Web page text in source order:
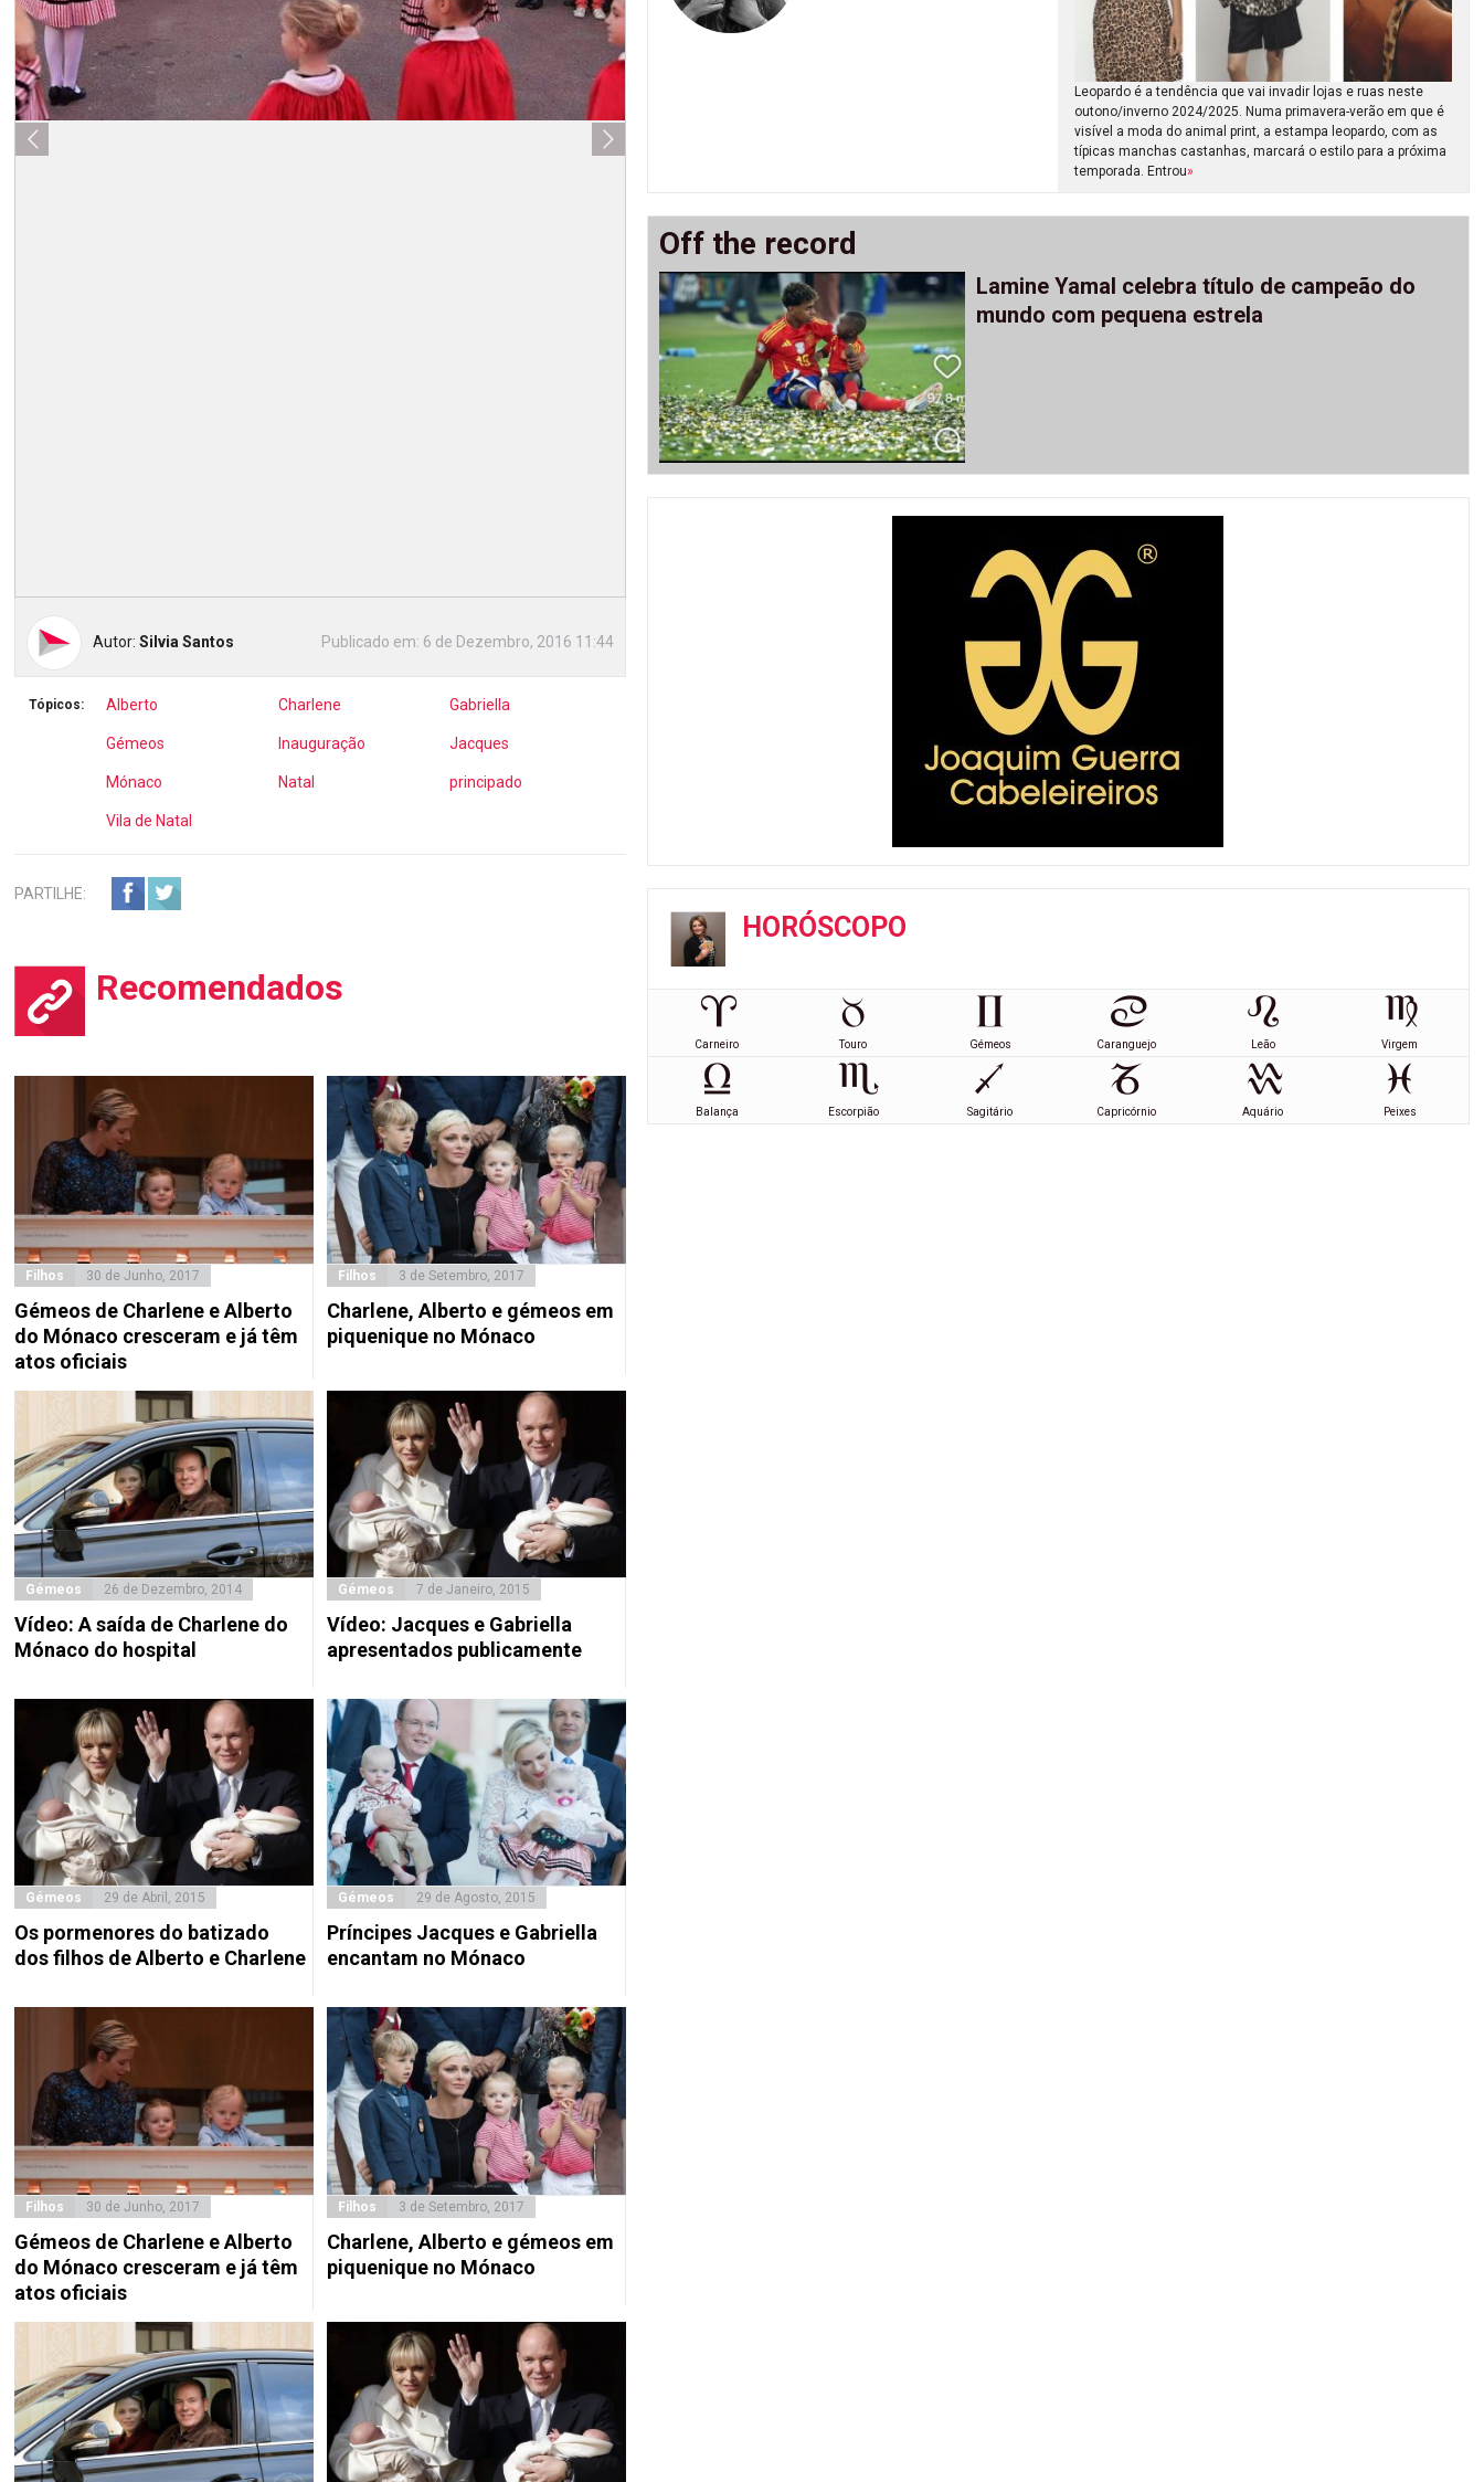
Autor:Silvia Santos Publicado em: 6 de Dezembro, 2016 11:44
Tópicos: Alberto Charlene Gabriella
Gémeos Inauguração Jacques
Mónaco Natal principado
Vila de Natal
PARTILHE:
Recomendados
Filhos 30 de Junho, 2017
Gémeos de Charlene e Alberto
do Mónaco cresceram e já têm
atos oficiais
Filhos 3 de Setembro, 2017
Charlene, Alberto e gémeos em
piquenique no Mónaco
Gémeos 26 de Dezembro, 2014
Vídeo: A saída de Charlene do
Mónaco do hospital
Gémeos 7 de Janeiro, 2015
Vídeo: Jacques e Gabriella
apresentados publicamente
Gémeos 29 de Abril, 2015
Os pormenores do batizado
dos filhos de Alberto e Charlene
Gémeos 29 de Agosto, 2015
Príncipes Jacques e Gabriella
encantam no Mónaco
Filhos 30 de Junho, 2017
Gémeos de Charlene e Alberto
do Mónaco cresceram e já têm
atos oficiais
Filhos 3 de Setembro, 2017
Charlene, Alberto e gémeos em
piquenique no Mónaco
Leopardo é a tendência que vai invadir lojas e ruas neste
outono/inverno 2024/2025. Numa primavera-verão em que é
visível a moda do animal print, a estampa leopardo, com as
típicas manchas castanhas, marcará o estilo para a próxima
temporada. Entrou»
Off the record
Lamine Yamal celebra título de campeão do
mundo com pequena estrela
HORÓSCOPO
Carneiro Touro Gémeos Caranguejo Leão Virgem
Balança Escorpião Sagitário Capricórnio Aquário Peixes